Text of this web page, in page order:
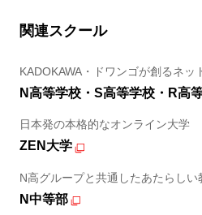
関連スクール
KADOKAWA・ドワンゴが創るネッ
N高等学校・S高等学校・R高
日本発の本格的なオンライン大学
ZEN大学
N高グループと共通したあたらしい
N中等部